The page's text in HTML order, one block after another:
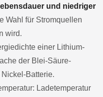
und niedriger
Wahl für Stromquellen
wird.
einer Lithium-
der Blei-Säure-
Batterie.
Ladetemperatur